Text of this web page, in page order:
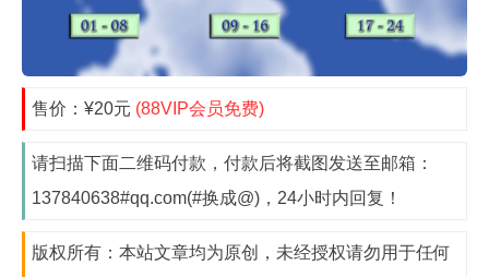
售价：¥20元 (88VIP会员免费)
请扫描下面二维码付款，付款后将截图发送至邮箱：
137840638#qq.com(#换成@)，24小时内回复！
版权所有：本站文章均为原创，未经授权请勿用于任何